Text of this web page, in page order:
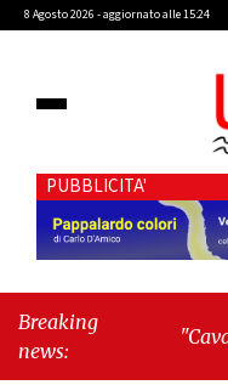
8 Agosto 2026 - aggiornato alle 15:24
PUBBLICITA'
Breaking
news:
"Cava de’